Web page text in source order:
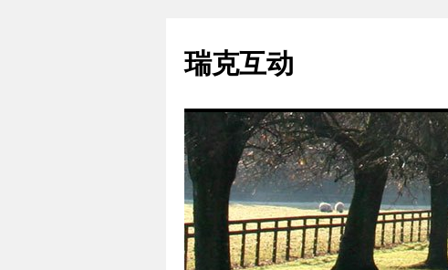
瑞克互动